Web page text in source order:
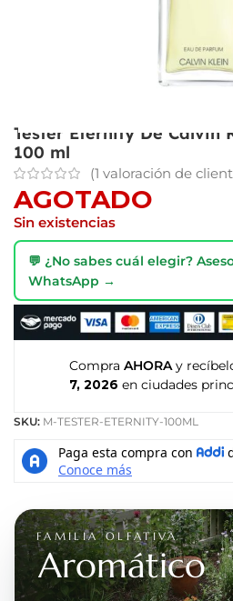
Tester Eternity De Calvin
100 ml
(1 valoración de
AGOTADO
Sin existencias
💬 ¿No sabes cuál elegir?
WhatsApp →
Compra AHORA y
7, 2026 en ciudades
SKU: M-TESTER-ETERNITY-100ML
FAMILIA OLFATIVA
Aromático